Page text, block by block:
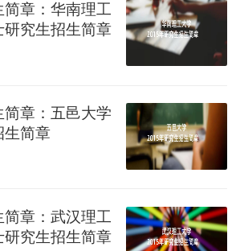
简章：华南理工
研究生招生简章
简章：五邑大学
生简章
简章：武汉理工
研究生招生简章